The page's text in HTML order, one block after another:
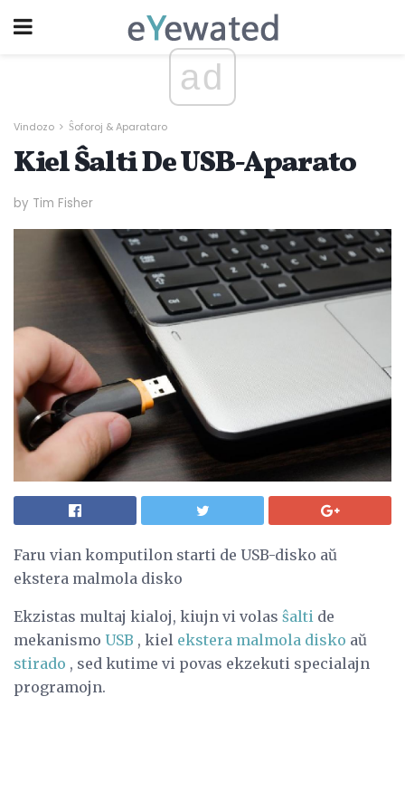
ad
Vindozo Ŝoforoj & Aparataro
Kiel Ŝalti De USB-Aparato
by Tim Fisher
Faru vian komputilon starti de USB-disko aŭ
ekstera malmola disko
Ekzistas multaj kialoj, kiujn vi volas ŝalti de
mekanismo USB , kiel ekstera malmola disko aŭ
stirado , sed kutime vi povas ekzekuti specialajn
programojn.